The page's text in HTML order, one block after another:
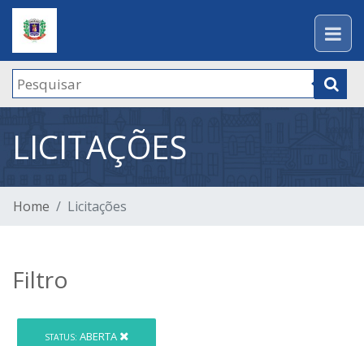
LICITAÇÕES
Home Licitações
Filtro
STATUS: ABERTA